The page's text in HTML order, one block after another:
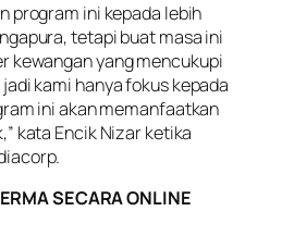
program ini kepada lebih
tetapi buat masa ini
kewangan yang mencukupi
kami hanya fokus kepada
ini akan memanfaatkan
kata Encik Nizar ketika
SECARA ONLINE